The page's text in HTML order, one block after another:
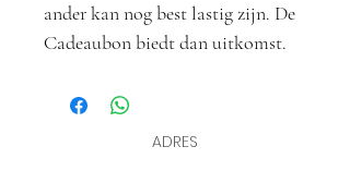
ander kan nog best lastig zijn. De
Cadeaubon biedt dan uitkomst.
verrassen...
De persoon die de bon ontvangt,
ADRES